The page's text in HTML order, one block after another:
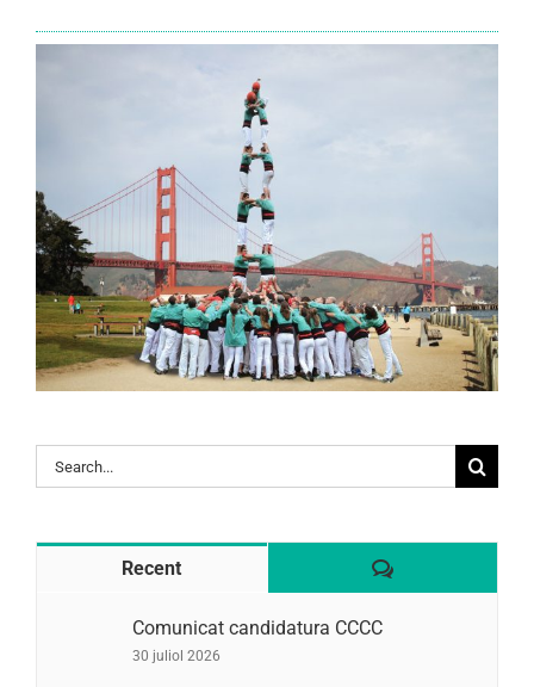
Search
for:
Recent Comentaris
Comunicat candidatura CCCC
30 juliol 2026